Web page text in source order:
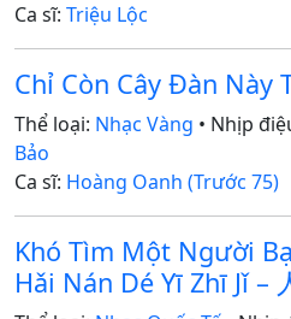
Ca sĩ: Triệu Lộc
Chỉ Còn Cây Đàn Này
Thể loại: Nhạc Vàng • Nhịp
Bảo
Ca sĩ: Hoàng Oanh (Trước 75)
Khó Tìm Một Người
Hǎi Nán Dé Yī Zhī Jǐ –